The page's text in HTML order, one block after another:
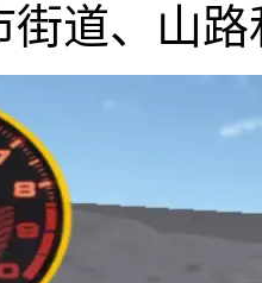
街道、山